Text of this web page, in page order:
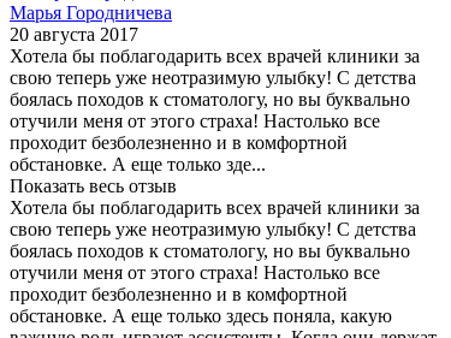
Марья Городничева
20 августа 2017
Хотела бы поблагодарить всех врачей клиники за
свою теперь уже неотразимую улыбку! С детства
боялась походов к стоматологу, но вы буквально
отучили меня от этого страха! Настолько все
проходит безболезненно и в комфортной
обстановке. А еще только зде...
Показать весь отзыв
Хотела бы поблагодарить всех врачей клиники за
свою теперь уже неотразимую улыбку! С детства
боялась походов к стоматологу, но вы буквально
отучили меня от этого страха! Настолько все
проходит безболезненно и в комфортной
обстановке. А еще только здесь поняла, какую